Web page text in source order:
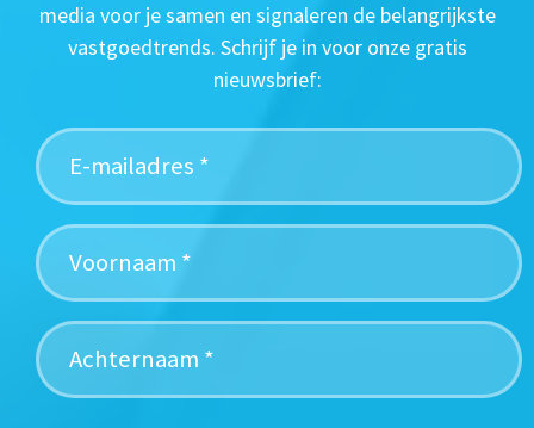
media voor je samen en signaleren de belangrijkste
vastgoedtrends. Schrijf je in voor onze gratis
nieuwsbrief: